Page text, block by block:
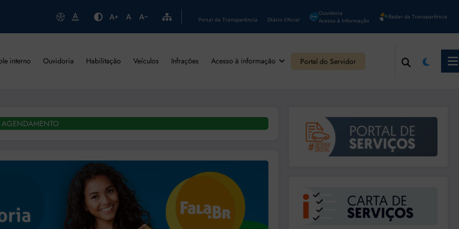
Portal da Transparência Diário Oficial
Ouvidoria
Acesso à Informação
Radar da Transparência
interno Ouvidoria Habilitação Veículos Infrações Acesso à informação Portal do Servidor
AGENDAMENTO